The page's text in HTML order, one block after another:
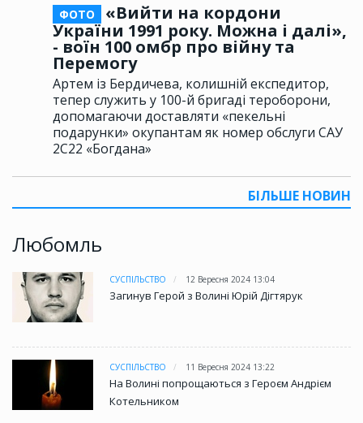
ФОТО
«Вийти на кордони
України 1991 року. Можна і далі»,
- воїн 100 омбр про війну та
Перемогу
Артем із Бердичева, колишній експедитор,
тепер служить у 100-й бригаді тероборони,
допомагаючи доставляти «пекельні
подарунки» окупантам як номер обслуги САУ
2С22 «Богдана»
БІЛЬШЕ НОВИН
Любомль
СУСПІЛЬСТВО 12 Вересня 2024 13:04
Загинув Герой з Волині Юрій Дігтярук
СУСПІЛЬСТВО 11 Вересня 2024 13:22
На Волині попрощаються з Героєм Андрієм
Котельником